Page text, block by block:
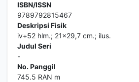
ISBN/ISSN
9789792815467
Deskripsi Fisik
iv+52 hlm.; 21x29,7 cm.; ilus.
Judul Seri
-
No. Panggil
745.5 RAN m